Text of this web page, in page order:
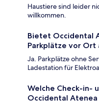
Haustiere sind leider
willkommen.
Bietet Occidental
Parkplätze vor Ort
Ja. Parkplätze ohne
Ladestation für
Welche Check-in-
Occidental